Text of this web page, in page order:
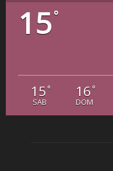
15°
15°
SAB
16°
DOM